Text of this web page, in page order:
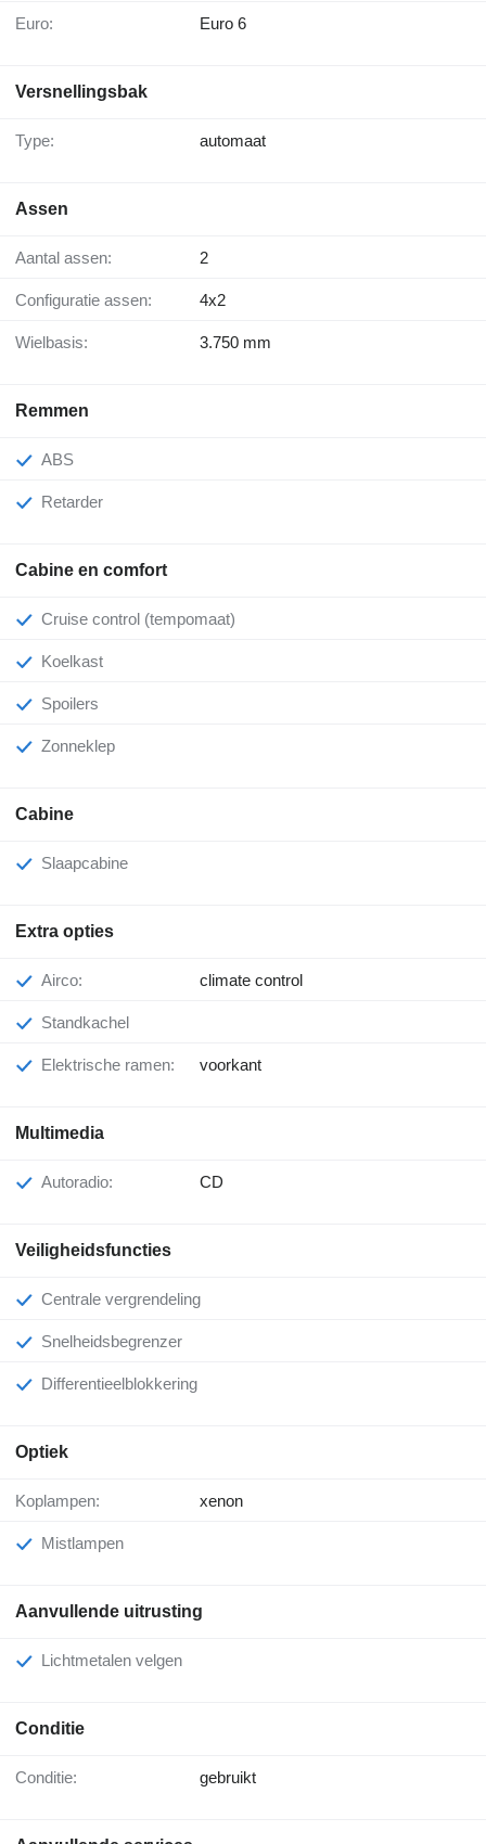
Euro: Euro 6
Versnellingsbak
Type: automaat
Assen
Aantal assen: 2
Configuratie assen: 4x2
Wielbasis: 3.750 mm
Remmen
ABS
Retarder
Cabine en comfort
Cruise control (tempomaat)
Koelkast
Spoilers
Zonneklep
Cabine
Slaapcabine
Extra opties
Airco: climate control
Standkachel
Elektrische ramen: voorkant
Multimedia
Autoradio: CD
Veiligheidsfuncties
Centrale vergrendeling
Snelheidsbegrenzer
Differentieelblokkering
Optiek
Koplampen: xenon
Mistlampen
Aanvullende uitrusting
Lichtmetalen velgen
Conditie
Conditie: gebruikt